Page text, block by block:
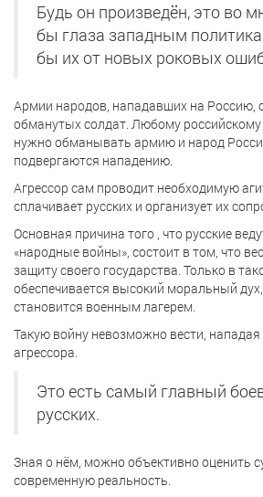
Будь он произведён, это во
бы глаза западным
бы их от новых роковых
Армии народов, нападавших на Россию,
обманутых солдат. Любому российскому
нужно обманывать армию и народ
подвергаются нападению.
Агрессор сам проводит необходимую
сплачивает русских и организует их
Основная причина того , что русские
«народные войны», состоит в том, что
защиту своего государства. Только в
обеспечивается высокий моральный
становится военным лагерем.
Такую войну невозможно вести,
агрессора.
Это есть самый главный
русских.
Зная о нём, можно объективно оценить
современную реальность.